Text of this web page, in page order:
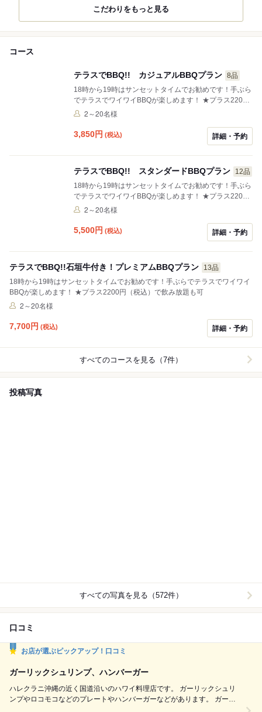
こだわりをもっと見る
コース
テラスでBBQ!! カジュアルBBQプラン 8品
18時から19時はサンセットタイムでお勧めです！手ぶら
でテラスでワイワイBBQが楽しめます！ ★プラス2200
円（税込）で飲み放題も可
2～20名様
3,850円 (税込) 詳細・予約
テラスでBBQ!! スタンダードBBQプラン
12品
18時から19時はサンセットタイムでお勧めです！手ぶら
でテラスでワイワイBBQが楽しめます！ ★プラス2200
円（税込）で飲み放題も可
2～20名様
5,500円 (税込) 詳細・予約
テラスでBBQ!!石垣牛付き！プレミアムBBQプラン
13品
18時から19時はサンセットタイムでお勧めです！手ぶらでテラスでワイワイ
BBQが楽しめます！ ★プラス2200円（税込）で飲み放題も可
2～20名様
7,700円 (税込) 詳細・予約
すべてのコースを見る（7件）
投稿写真
すべての写真を見る（572件）
口コミ
お店が選ぶピックアップ！口コミ
ガーリックシュリンプ、ハンバーガー
ハレクラニ沖縄の近く国道沿いのハワイ料理店です。 ガーリックシュリ
ンプやロコモコなどのプレートやハンバーガーなどがあります。 ガーリ